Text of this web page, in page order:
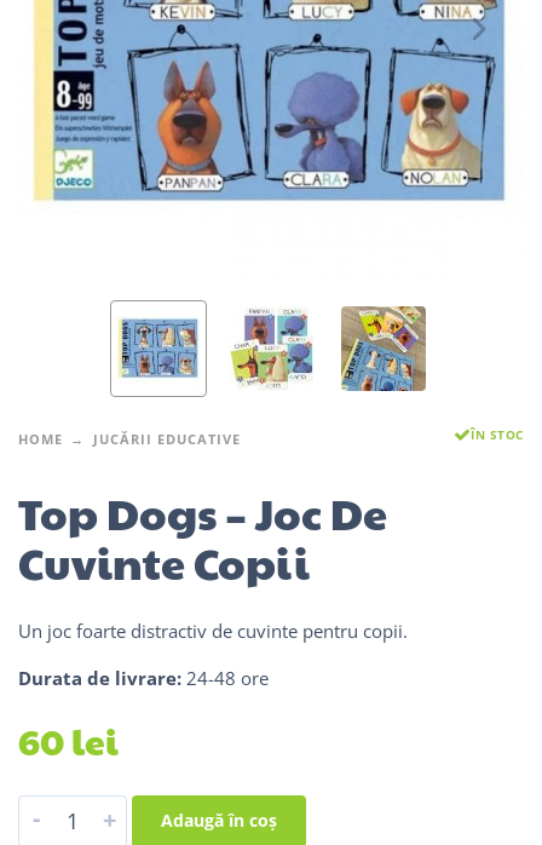
HOME JUCĂRII EDUCATIVE ÎN STOC
Top Dogs – Joc De
Cuvinte Copii
Un joc foarte distractiv de cuvinte pentru copii.
Durata de livrare: 24-48 ore
60lei
- + Adaugă în coș